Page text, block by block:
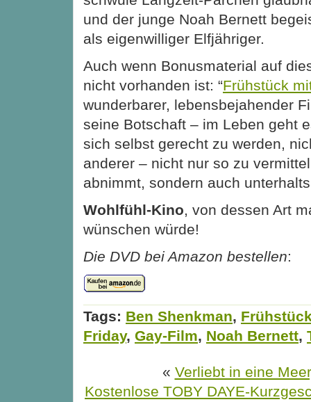
und der junge Noah Bernett
als eigenwilliger Elfjähriger.
Auch wenn Bonusmaterial auf
nicht vorhanden ist: “Frühstück
wunderbarer, lebensbejahender
seine Botschaft – im Leben geht
sich selbst gerecht zu werden,
anderer – nicht nur so zu
abnimmt, sondern auch
Wohlfühl-Kino, von dessen Art
wünschen würde!
Die DVD bei Amazon bestellen:
Tags: Ben Shenkman,
Friday, Gay-Film, Noah Bernett,
« Verliebt in eine
Kostenlose TOBY DAYE-